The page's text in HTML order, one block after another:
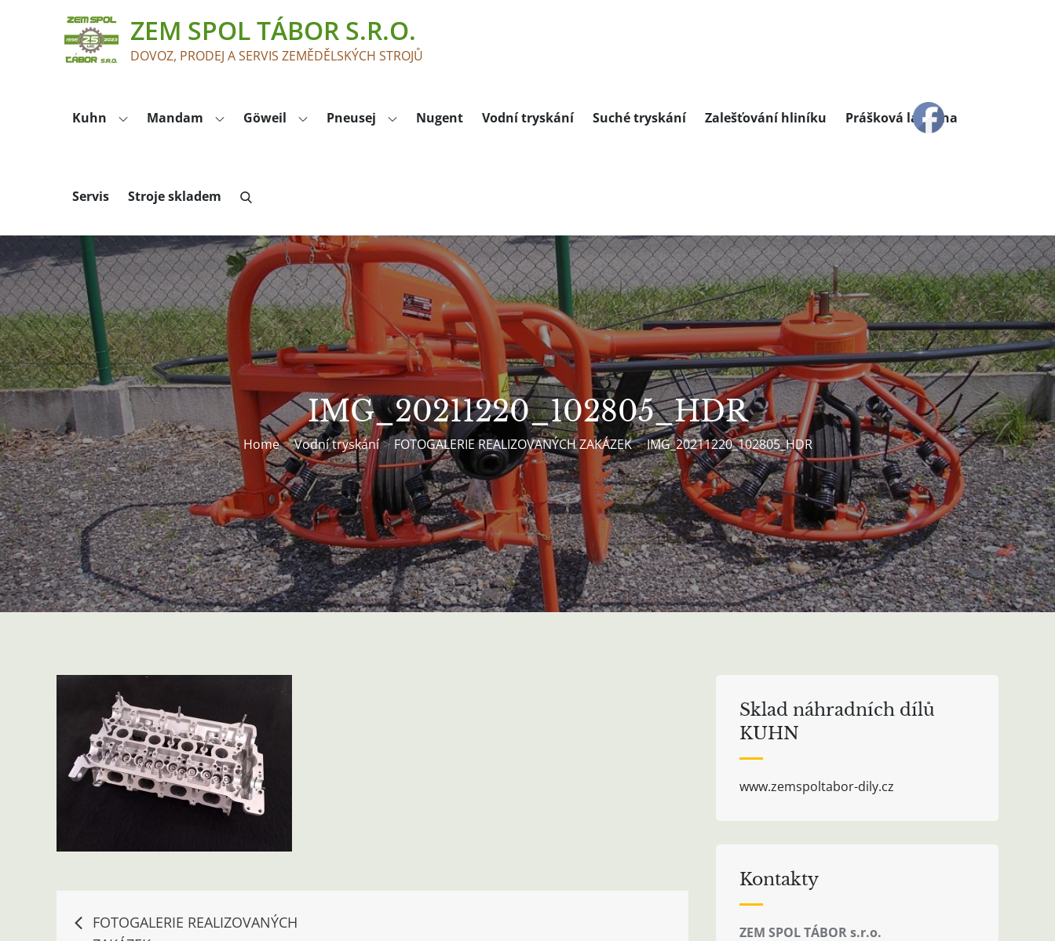
ZEM SPOL TÁBOR S.R.O.
DOVOZ, PRODEJ A SERVIS ZEMĚDĚLSKÝCH STROJŮ
Kuhn Mandam Göweil Pneusej Nugent Vodní tryskání Suché tryskání Zalešťování hliníku Prášková lakovna
Servis Stroje skladem
IMG_20211220_102805_HDR
Home Vodní tryskání FOTOGALERIE REALIZOVANÝCH ZAKÁZEK IMG_20211220_102805_HDR
Navigace
FOTOGALERIE REALIZOVANÝCH
Sklad náhradních dílů
KUHN
www.zemspoltabor-dily.cz
Kontakty
ZEM SPOL TÁBOR s.r.o.